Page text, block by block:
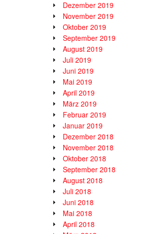
Dezember 2019
November 2019
Oktober 2019
September 2019
August 2019
Juli 2019
Juni 2019
Mai 2019
April 2019
März 2019
Februar 2019
Januar 2019
Dezember 2018
November 2018
Oktober 2018
September 2018
August 2018
Juli 2018
Juni 2018
Mai 2018
April 2018